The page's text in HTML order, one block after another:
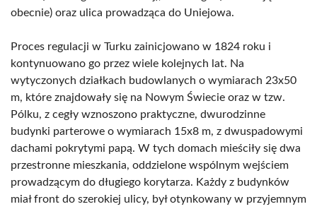
obecnie) oraz ulica prowadząca do Uniejowa.
Proces regulacji w Turku zainicjowano w 1824 roku i
kontynuowano go przez wiele kolejnych lat. Na
wytyczonych działkach budowlanych o wymiarach 23x50
m, które znajdowały się na Nowym Świecie oraz w tzw.
Pólku, z cegły wznoszono praktyczne, dwurodzinne
budynki parterowe o wymiarach 15x8 m, z dwuspadowymi
dachami pokrytymi papą. W tych domach mieściły się dwa
przestronne mieszkania, oddzielone wspólnym wejściem
prowadzącym do długiego korytarza. Każdy z budynków
miał front do szerokiej ulicy, był otynkowany w przyjemnym